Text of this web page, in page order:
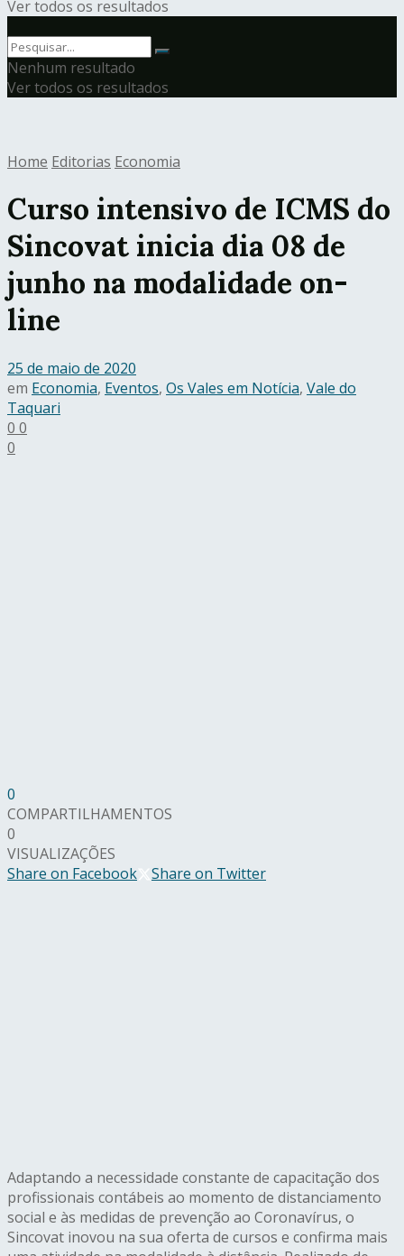
Ver todos os resultados
Nenhum resultado
Ver todos os resultados
Home Editorias Economia
Curso intensivo de ICMS do
Sincovat inicia dia 08 de
junho na modalidade on-
line
25 de maio de 2020
em Economia, Eventos, Os Vales em Notícia, Vale do
Taquari
0 0
0
0
COMPARTILHAMENTOS
0
VISUALIZAÇÕES
Share on Facebook
Share on Twitter
Adaptando a necessidade constante de capacitação dos
profissionais contábeis ao momento de distanciamento
social e às medidas de prevenção ao Coronavírus, o
Sincovat inovou na sua oferta de cursos e confirma mais